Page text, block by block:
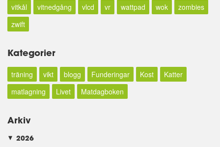
vitkål
vitnedgång vlcd vr wattpad wok
zombies
zwift
Kategorier
träning vikt blogg Funderingar Kost
Katter
matlagning
Livet Matdagboken
Arkiv
► 2026